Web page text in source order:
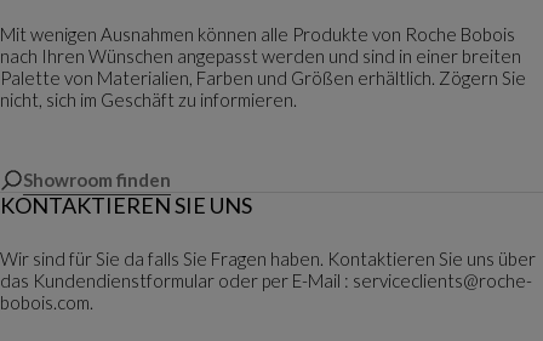
Mit wenigen Ausnahmen können alle Produkte von Roche Bobois
nach Ihren Wünschen angepasst werden und sind in einer breiten
Palette von Materialien, Farben und Größen erhältlich. Zögern Sie
nicht, sich im Geschäft zu informieren.
Showroom finden
KONTAKTIEREN SIE UNS
Wir sind für Sie da falls Sie Fragen haben. Kontaktieren Sie uns über
das Kundendienstformular oder per E-Mail : serviceclients@roche-
bobois.com.